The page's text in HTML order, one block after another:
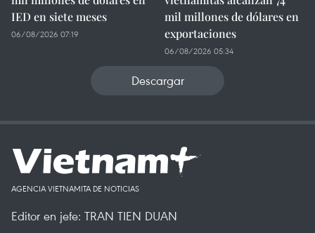
IED en siete meses
06/08/2026 07:19
mil millones de dólares en
exportaciones
06/08/2026 05:34
Descargar
AGENCIA VIETNAMITA DE NOTICIAS
Editor en jefe: TRAN TIEN DUAN